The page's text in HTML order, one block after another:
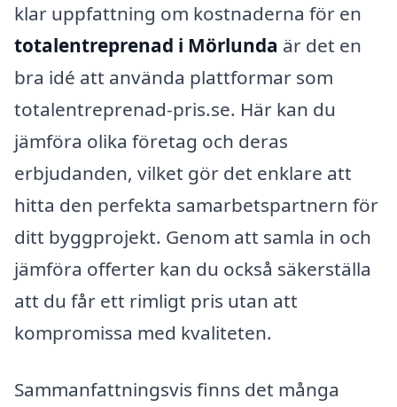
klar uppfattning om kostnaderna för en
totalentreprenad i Mörlunda är det en
bra idé att använda plattformar som
totalentreprenad-pris.se. Här kan du
jämföra olika företag och deras
erbjudanden, vilket gör det enklare att
hitta den perfekta samarbetspartnern för
ditt byggprojekt. Genom att samla in och
jämföra offerter kan du också säkerställa
att du får ett rimligt pris utan att
kompromissa med kvaliteten.
Sammanfattningsvis finns det många